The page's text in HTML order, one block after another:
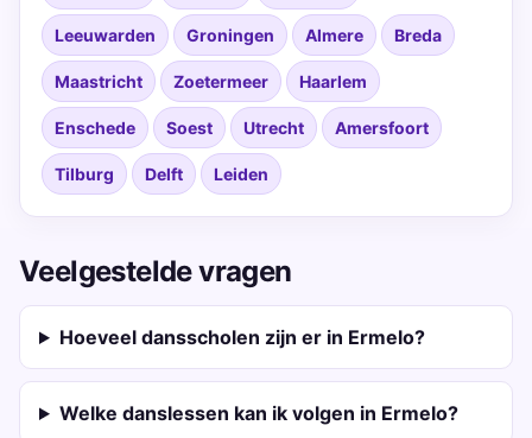
Leeuwarden Groningen Almere Breda
Maastricht Zoetermeer Haarlem
Enschede Soest Utrecht Amersfoort
Tilburg Delft Leiden
Veelgestelde vragen
Hoeveel dansscholen zijn er in Ermelo?
Welke danslessen kan ik volgen in Ermelo?